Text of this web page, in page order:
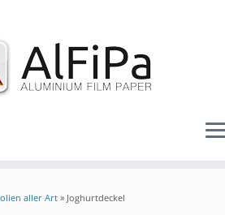
aller Art » Joghurtdeckel